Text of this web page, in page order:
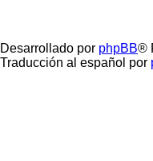
Desarrollado por phpBB®
Traducción al español por